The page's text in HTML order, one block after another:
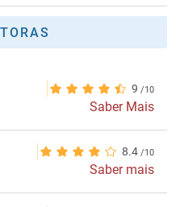
9
Saber Mais
8.4
Saber mais